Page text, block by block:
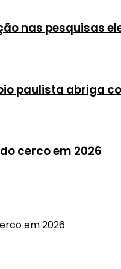
nas pesquisas
paulista abriga
cerco em 2026
em 2026